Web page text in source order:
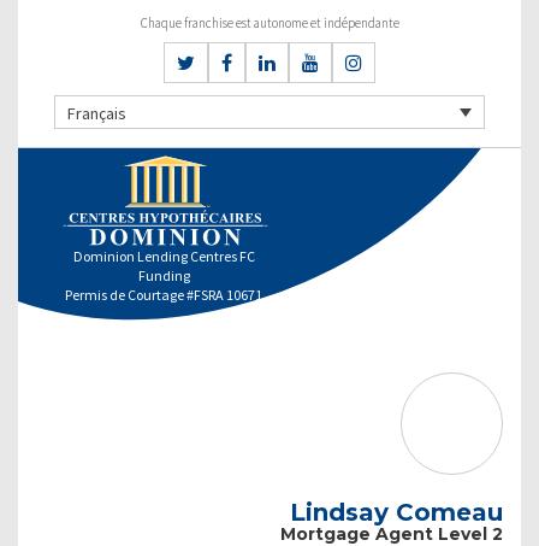
Chaque franchise est autonome et indépendante
Français
Dominion Lending Centres FC
Funding
Permis de Courtage #FSRA 10671
Lindsay Comeau
Mortgage Agent Level 2